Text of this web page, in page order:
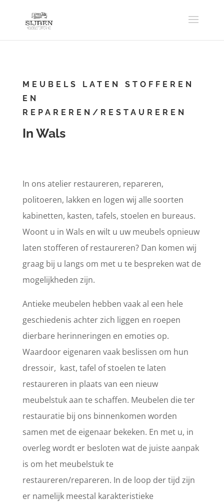
MEUBELS LATEN STOFFEREN
EN
REPAREREN/RESTAUREREN
In Wals
In ons atelier restaureren, repareren,
politoeren, lakken en logen wij alle soorten
kabinetten, kasten, tafels, stoelen en bureaus.
Woont u in Wals en wilt u uw meubels opnieuw
laten stofferen of restaureren? Dan komen wij
graag bij u langs om met u te bespreken wat de
mogelijkheden zijn.
Antieke meubelen hebben vaak al een hele
geschiedenis achter zich liggen en roepen
dierbare herinneringen en emoties op.
Waardoor eigenaren vaak beslissen om hun
dressoir, kast, tafel of stoelen te laten
restaureren in plaats van een nieuw
meubelstuk aan te schaffen. Meubelen die ter
restauratie bij ons binnenkomen worden
samen met de eigenaar bekeken. En met u, in
overleg wordt er besloten wat de juiste aanpak
is om het meubelstuk te
restaureren/repareren. In de loop der tijd zijn
er namelijk meestal karakteristieke